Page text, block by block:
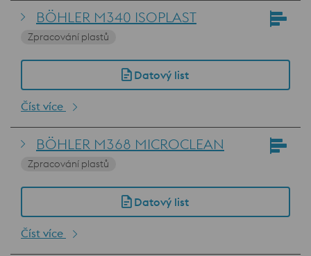
BÖHLER M340 ISOPLAST
Zpracování plastů
Datový list
Číst více
BÖHLER M368 MICROCLEAN
Zpracování plastů
Datový list
Číst více